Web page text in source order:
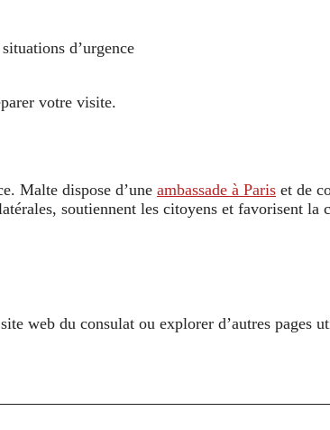
d’urgence
votre visite.
Malte dispose d’une ambassade à Paris et de
soutiennent les citoyens et favorisent la
web du consulat ou explorer d’autres pages